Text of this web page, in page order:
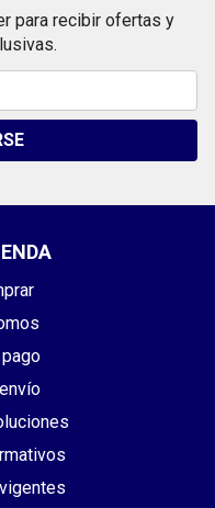
para recibir ofertas y